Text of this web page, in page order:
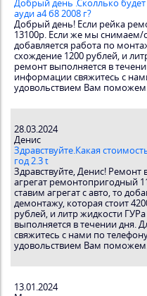
Добрый день .Сколлько
ауди а4 б8 2008 г?
Добрый день! Если рейка
13100р. Если же мы снимаем/
добавляется работа по
схождение 1200 рублей, и
ремонт выполняется в
информации свяжитесь с
удовольствием Вам
28.03.2024
Денис
Здравствуйте.Какая
год 2.3 t
Здравствуйте, Денис!
агрегат ремонтопригодный
ставим агрегат с авто, то
демонтажу, которая стоит
рублей, и литр жидкости
выполняется в течении дня.
свяжитесь с нами по
удовольствием Вам
13.01.2024